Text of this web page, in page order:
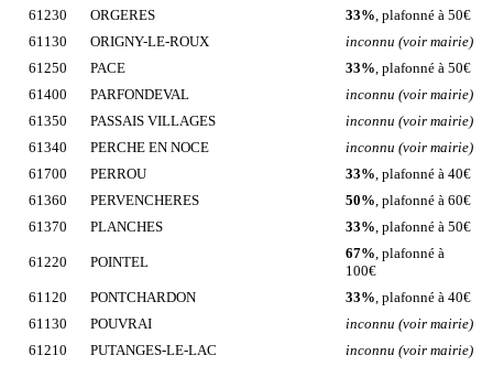
61230
ORGERES 33% , plafonné à 50€
61130
ORIGNY-LE-ROUX
inconnu (voir mairie)
61250
PACE 33% , plafonné à 50€
61400
PARFONDEVAL
inconnu (voir mairie)
61350
PASSAIS VILLAGES
inconnu (voir mairie)
61340
PERCHE EN NOCE
inconnu (voir mairie)
61700
PERROU 33% , plafonné à 40€
61360
PERVENCHERES 50% , plafonné à 60€
61370
PLANCHES 33% , plafonné à 50€
61220 POINTEL
67% , plafonné à
100€
61120
PONTCHARDON 33% , plafonné à 40€
61130
POUVRAI
inconnu (voir mairie)
61210
PUTANGES-LE-LAC inconnu (voir mairie)